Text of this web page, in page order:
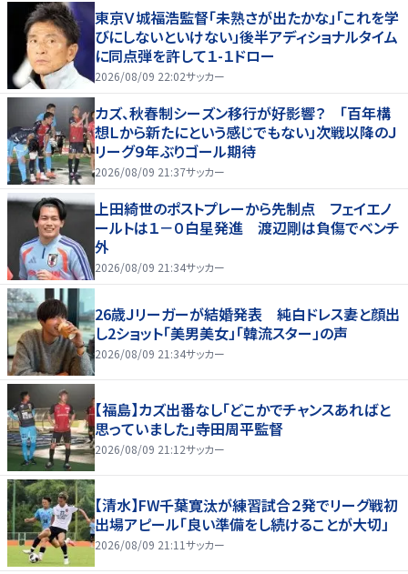
東京Ｖ城福浩監督「未熟さが出たかな」「これを学
びにしないといけない」後半アディショナルタイム
に同点弾を許して１-１ドロー
2026/08/09 22:02サッカー
カズ、秋春制シーズン移行が好影響？ 「百年構
想Ｌから新たにという感じでもない」次戦以降のＪ
リーグ９年ぶりゴール期待
2026/08/09 21:37サッカー
上田綺世のポストプレーから先制点 フェイエノ
ールトは１－０白星発進 渡辺剛は負傷でベンチ
外
2026/08/09 21:34サッカー
26歳Ｊリーガーが結婚発表 純白ドレス妻と顔出
し2ショット「美男美女」「韓流スター」の声
2026/08/09 21:34サッカー
【福島】カズ出番なし「どこかでチャンスあればと
思っていました」寺田周平監督
2026/08/09 21:12サッカー
【清水】FW千葉寛汰が練習試合２発でリーグ戦初
出場アピール「良い準備をし続けることが大切」
2026/08/09 21:11サッカー